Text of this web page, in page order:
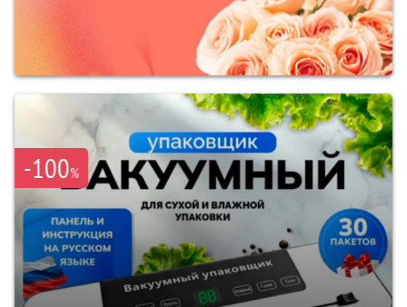
-100%